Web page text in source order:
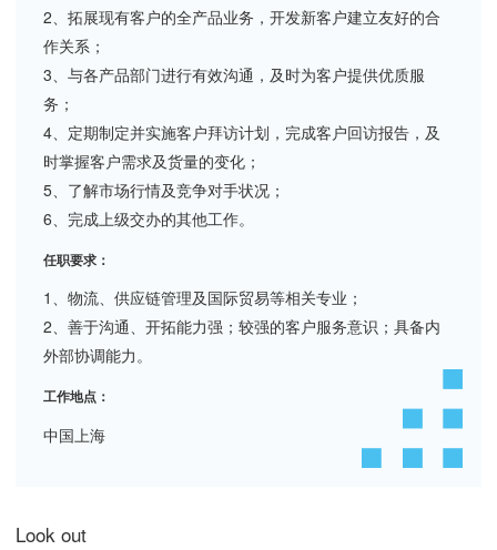
2、拓展现有客户的全产品业务，开发新客户建立友好的合
作关系；
3、与各产品部门进行有效沟通，及时为客户提供优质服
务；
4、定期制定并实施客户拜访计划，完成客户回访报告，及
时掌握客户需求及货量的变化；
5、了解市场行情及竞争对手状况；
6、完成上级交办的其他工作。
任职要求：
1、物流、供应链管理及国际贸易等相关专业；
2、善于沟通、开拓能力强；较强的客户服务意识；具备内
外部协调能力。
工作地点：
中国上海
Look out